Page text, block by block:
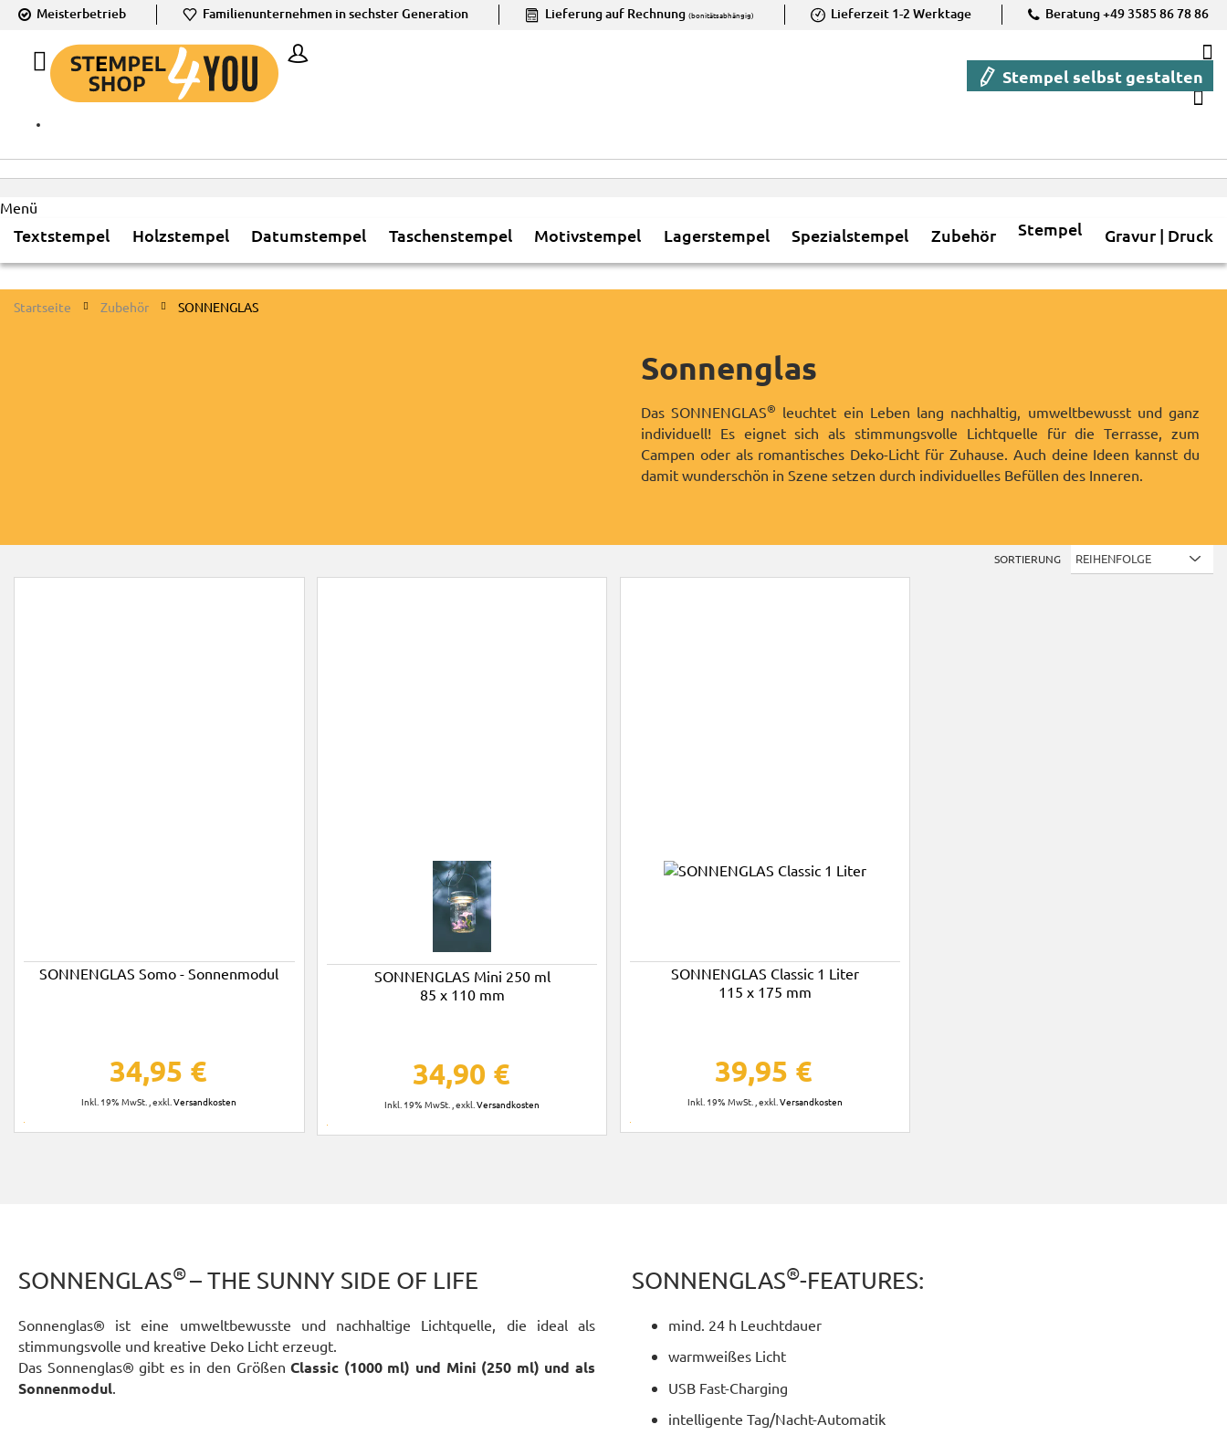
Meister­betrieb Familien­unter­nehmen in sechster Gene­ration Lieferung auf Rech­nung (bonitätsabhängig) Liefer­zeit 1-2 Werk­tage Bera­tung +49 3585 86 78 86
INHALT
SPRINGEN
Stempel selbst gestalten
Menü
Textstempel Holzstempel Datumstempel Taschenstempel Motivstempel Lagerstempel Spezialstempel Zubehör Stempel Gravur | Druck
Startseite Zubehör SONNENGLAS
Sonnenglas
Das SONNENGLAS® leuchtet ein Leben lang nachhaltig, umweltbewusst und ganz
individuell! Es eignet sich als stimmungsvolle Lichtquelle für die Terrasse, zum
Campen oder als romantisches Deko-Licht für Zuhause. Auch deine Ideen kannst du
damit wunderschön in Szene setzen durch individuelles Befüllen des Inneren.
SORTIERUNG
SONNENGLAS Somo - Sonnenmodul
34,95 €
Inkl. 19% MwSt.,exkl.Versandkosten
In den
SONNENGLAS Mini 250 ml
85 x 110 mm
34,90 €
Inkl. 19% MwSt.,exkl.Versandkosten
In den
SONNENGLAS Classic 1 Liter
115 x 175 mm
39,95 €
Inkl. 19% MwSt.,exkl.Versandkosten
In den
SONNENGLAS®– THE SUNNY SIDE OF LIFE
Sonnenglas® ist eine umweltbewusste und nachhaltige Lichtquelle, die ideal als
stimmungsvolle und kreative Deko Licht erzeugt.
Das Sonnenglas® gibt es in den GrößenClassic (1000 ml) und Mini (250 ml) und als
Sonnenmodul
SONNENGLAS®-FEATURES:
mind. 24 h Leuchtdauer
warmweißes Licht
USB Fast-Charging
intelligente Tag/Nacht-Automatik